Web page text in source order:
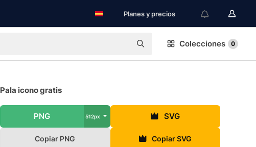
Planes y precios
Colecciones 0
Pala icono gratis
PNG 512px SVG
Copiar PNG Copiar SVG